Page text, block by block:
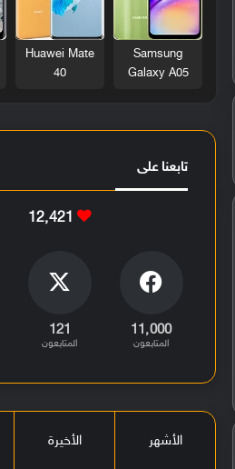
Samsung
Galaxy A05
Huawei Mate
40
تابعنا على
12٬421
11٬000
المتابعون
121
المتابعون
الأشهر الأخيرة